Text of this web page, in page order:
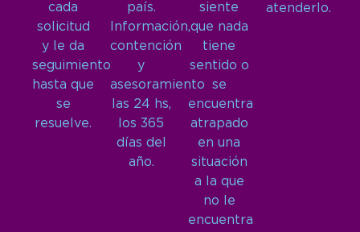
cada
solicitud
y le da
seguimiento
hasta que
se
resuelve.
país.
Información,
contención
y
asesoramiento
las 24 hs,
los 365
días del
año.
siente
que nada
tiene
sentido o
se
encuentra
atrapado
en una
situación
a la que
no le
encuentra
atenderlo.